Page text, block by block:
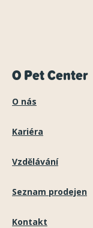
O Pet Center
O nás
Kariéra
Vzdělávání
Seznam prodejen
Kontakt